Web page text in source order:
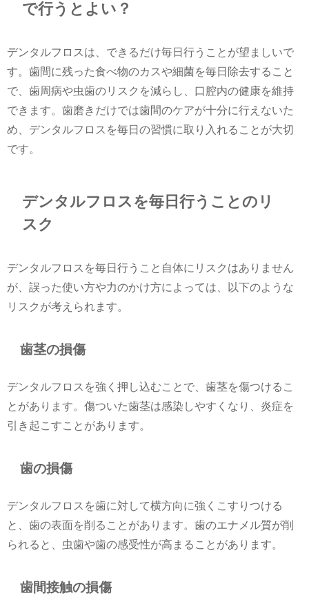
で行うとよい？
デンタルフロスは、できるだけ毎日行うことが望ましいで
す。歯間に残った食べ物のカスや細菌を毎日除去すること
で、歯周病や虫歯のリスクを減らし、口腔内の健康を維持
できます。歯磨きだけでは歯間のケアが十分に行えないた
め、デンタルフロスを毎日の習慣に取り入れることが大切
です。
デンタルフロスを毎日行うことのリ
スク
デンタルフロスを毎日行うこと自体にリスクはありません
が、誤った使い方や力のかけ方によっては、以下のような
リスクが考えられます。
歯茎の損傷
デンタルフロスを強く押し込むことで、歯茎を傷つけるこ
とがあります。傷ついた歯茎は感染しやすくなり、炎症を
引き起こすことがあります。
歯の損傷
デンタルフロスを歯に対して横方向に強くこすりつける
と、歯の表面を削ることがあります。歯のエナメル質が削
られると、虫歯や歯の感受性が高まることがあります。
歯間接触の損傷